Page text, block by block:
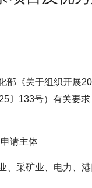
部《关于组织开展
〕133号）有关要
请主体
、采矿业、电力、